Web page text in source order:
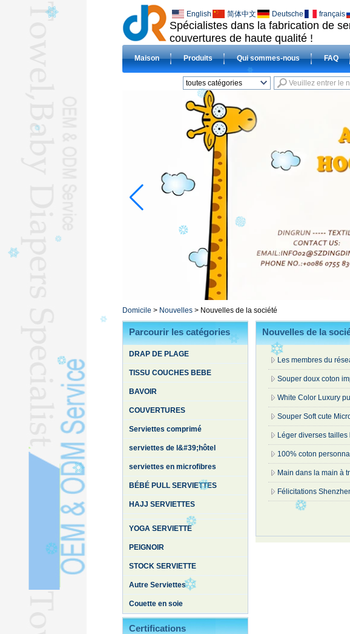
Spécialistes dans la fabrication de
couvertures de haute qualité !
English 简体中文 Deutsche français
Maison Produits Qui sommes-nous FAQ
toutes catégories
DRAP DE PLAGEL
TISSU COUCHES
BEBEL
BAVOIRL
COUVERTURESL
Serviettes compriméL
serviettes de
l&#39;hôtelL
serviettes en
microfibresL
BÉBÉ PULL
SERVIETTESL
HAJJ SERVIETTESL
YOGA SERVIETTEL
STOCK SERVIETTEL
Autre ServiettesL
Couette en soieL
Domicile > Nouvelles > Nouvelles de la société
Parcourir les catégories
DRAP DE PLAGE
TISSU COUCHES BEBE
BAVOIR
COUVERTURES
Serviettes comprimé
serviettes de l&#39;hôtel
serviettes en microfibres
BÉBÉ PULL SERVIETTES
HAJJ SERVIETTES
YOGA SERVIETTE
PEIGNOIR
STOCK SERVIETTE
Autre Serviettes
Couette en soie
Certifications
Nouvelles de la
Les membres du
Souper doux coton
White Color Luxury
Souper Soft cute
Léger diverses
100% coton
Main dans la main à
Félicitations